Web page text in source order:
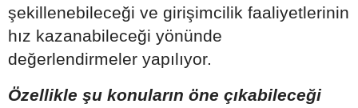
şekillenebileceği ve girişimcilik faaliyetlerinin
hız kazanabileceği yönünde
değerlendirmeler yapılıyor.
Özellikle şu konuların öne çıkabileceği